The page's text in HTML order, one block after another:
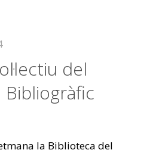
del
la Biblioteca del